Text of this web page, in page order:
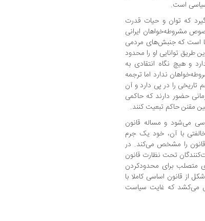
است.
که توان و حیات قدرت
مشروطه‌خواهان ایرانی
است که جنبش‌های مردمی
طریق توانایی او را محدود
و هیچ نگاه انتقادی به
ندارد اما ترجمه
تاریخی را در پی دارد و آن
حضور دارند که حاکمی
مقنن حاکم تبعیت کنند.
می‌شود و مساله قانون
با آن، خود یک جرم
را مشخص می‌کند. در
تحت نظارت قانون
متصلب برای محدودکردن
از قانون اساسی کاملا با
می‌کشد که غایت سیاست